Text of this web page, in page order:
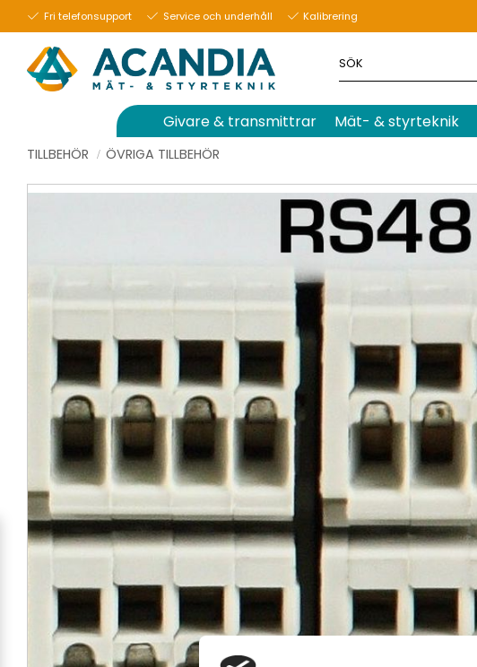
Fri telefonsupport Service och underhåll Kalibrering
Givare & transmittrar Mät- & styrteknik
TILLBEHÖR ÖVRIGA TILLBEHÖR